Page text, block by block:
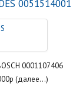
0051514001
0001107406
(далее…)